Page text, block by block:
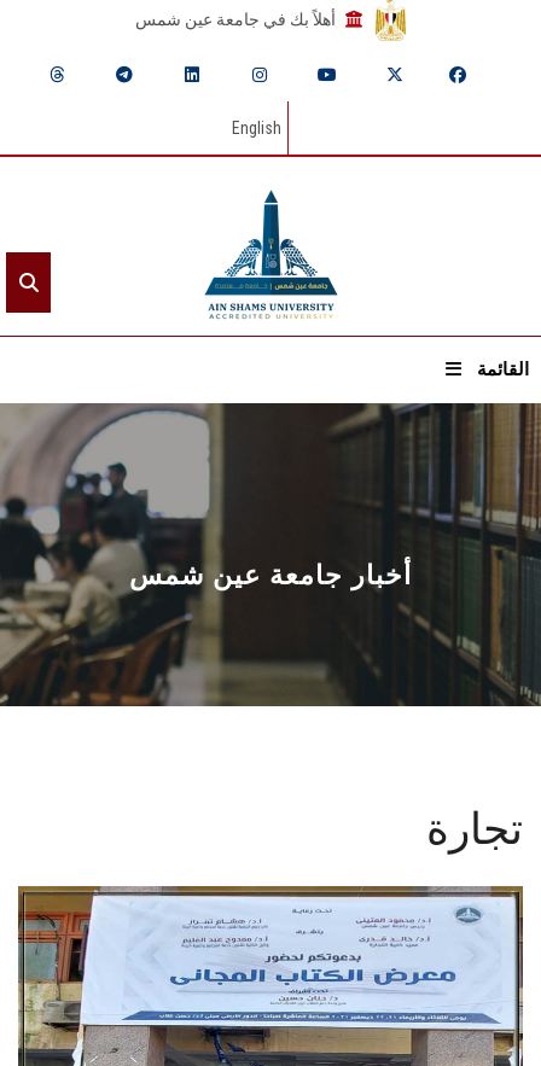
أهلاً بك في جامعة عين شمس
English
القائمة
الرئيسيـة
عن الجامعة
القطاعـات
الشئون الأكاديمية
البحث العلمي
الأنظمة الذكية
الإعلام
تواصل معنا
أخبار جامعة عين شمس
تجارة